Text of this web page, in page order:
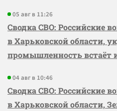
05 авг в 11:26
Сводка СВО: Российские
в Харьковской области,
промышленность встаёт
04 авг в 10:46
Сводка СВО: Российские
в Харьковской области,